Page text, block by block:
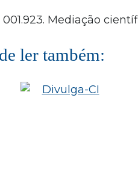
Mediação
ler também: